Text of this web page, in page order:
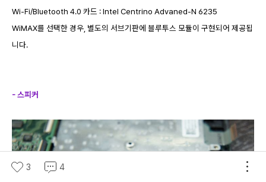
Wi-Fi/Bluetooth 4.0 카드 : Intel Centrino Advaned-N 6235
WiMAX를 선택한 경우, 별도의 서브기판에 블루투스 모듈이 구현되어 제공됩
니다.
- 스피커
3 4